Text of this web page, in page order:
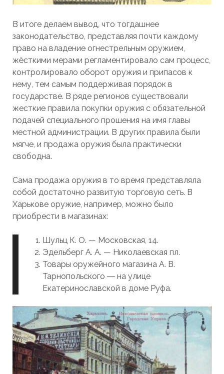
В итоге делаем вывод, что тогдашнее
законодательство, представляя почти каждому
право на владение огнестрельным оружием,
жёсткими мерами регламентировало сам процесс,
контролировало оборот оружия и припасов к
нему, тем самым поддерживая порядок в
государстве. В ряде регионов существовали
жесткие правила покупки оружия с обязательной
подачей специального прошения на имя главы
местной администрации. В других правила были
мягче, и продажа оружия была практически
свободна.
Сама продажа оружия в то время представляла
собой достаточно развитую торговую сеть. В
Харькове оружие, например, можно было
приобрести в магазинах:
Шульц К. О. — Московская, 14.
Эдельберг А. А. — Николаевская пл.
Товары оружейного магазина А. В.
Тарнопольского ― на улице
Екатеринославской в доме Руфа.